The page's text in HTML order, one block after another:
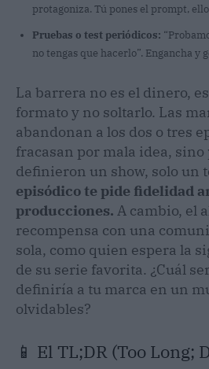
protagoniza. Tú pones el prompt,
Pruebas o test periódicos:
no tengas que hacerlo”. Engancha y
La barrera no es el dinero,
formato y no soltarlo. Las
abandonan a los dos o tres
fracasan por mala idea, sino
definieron un show, solo un
episódico te pide fidelidad
producciones. A cambio, el
recompensa con una
sola, como quien espera la
de su serie favorita. ¿Cuál
definiría a tu marca en un
olvidables?
📱 El TL;DR (Too Long;